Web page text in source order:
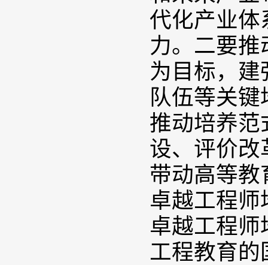
代化产业体
力。二要
为目标，
队伍等关
推动培养范
设、评价改
带动高等教
卓越工程
卓越工程
工程教育